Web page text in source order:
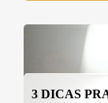
3 DICAS